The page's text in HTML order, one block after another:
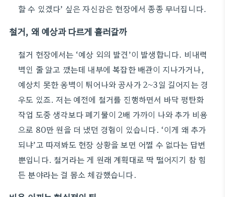
할 수 있겠다’ 싶은 자신감은 현장에서 종종 무너집니다.
철거, 왜 예상과 다르게 흘러갈까
철거 현장에서는 ‘예상 외의 발견’이 발생합니다. 비내력
벽인 줄 알고 깼는데 내부에 복잡한 배관이 지나가거나,
예상치 못한 옹벽이 튀어나와 공사가 2~3일 길어지는 경
우도 있죠. 저는 예전에 철거를 진행하면서 바닥 평탄화
작업 도중 생각보다 폐기물이 2배 가까이 나와 추가 비용
으로 80만 원을 더 냈던 경험이 있습니다. ‘이게 왜 추가
되냐’고 따져봐도 현장 상황을 보면 어쩔 수 없다는 답변
뿐입니다. 철거라는 게 원래 계획대로 딱 떨어지기 참 힘
든 분야라는 걸 몸소 체감했습니다.